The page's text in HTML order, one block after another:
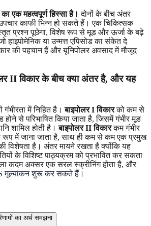
एक महत्वपूर्ण हिस्सा है। दोनों के बीच अंतर
उपचार काफी भिन्न हो सकते हैं। एक चिकित्सक
प्रश्न पूछेगा, विशेष रूप से मूड और ऊर्जा के बढ़े
हाइपोमेनिक या उन्मत्त एपिसोड का संकेत दे
की पहचान हैं और यूनिपोलर अवसाद में मौजूद
II विकार के बीच क्या अंतर है, और यह
में निहित है।बाइपोलर I विकारको कम से
होने से परिभाषित किया जाता है, जिसमें गंभीर मूड
शामिल होती है।बाइपोलर II विकारकम गंभीर
रूप में जाना जाता है, साथ ही कम से कम एक प्रमुख
विशेषता है। अंतर मायने रखता है क्योंकि यह
के विशिष्ट पाठ्यक्रम को प्रभावित कर सकता
कदम अक्सर एक सरल स्क्रीनिंग होता है, और
मूल्यांकन शुरू कर सकते हैं ।
का अर्थ समझना